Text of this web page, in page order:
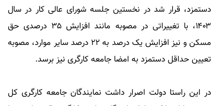
دستمزد، قرار شد در نخستین جلسه شورای عالی کار در سال
۱۴۰۳، با تغییراتی در مصوبه مانند افزایش ۳۵ درصدی حق
مسکن و نیز افزایش یک درصد به ۲۲ درصد سایر موارد، مصوبه
تعیین حداقل دستمزد به امضا جامعه کارگری نیز برسد.
در این راستا دولت اصرار داشت نمایندگان جامعه کارگری کل